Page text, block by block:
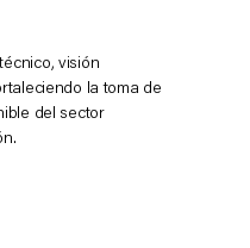
visión
la toma de
del sector